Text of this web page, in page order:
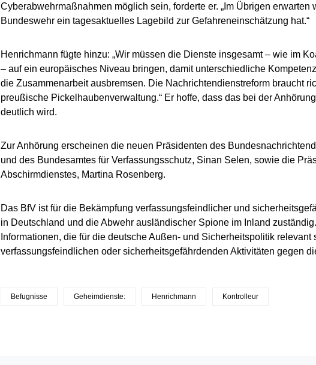
Cyberabwehrmaßnahmen möglich sein, forderte er. „Im Übrigen erwarten
Bundeswehr ein tagesaktuelles Lagebild zur Gefahreneinschätzung hat.“
Henrichmann fügte hinzu: „Wir müssen die Dienste insgesamt – wie im
– auf ein europäisches Niveau bringen, damit unterschiedliche
die Zusammenarbeit ausbremsen. Die Nachrichtendienstreform braucht
preußische Pickelhaubenverwaltung.“ Er hoffe, dass das bei der
deutlich wird.
Zur Anhörung erscheinen die neuen Präsidenten des
und des Bundesamtes für Verfassungsschutz, Sinan Selen, sowie die
Abschirmdienstes, Martina Rosenberg.
Das BfV ist für die Bekämpfung verfassungsfeindlicher und
in Deutschland und die Abwehr ausländischer Spione im Inland
Informationen, die für die deutsche Außen- und Sicherheitspolitik relevant
verfassungsfeindlichen oder sicherheitsgefährdenden Aktivitäten gegen
Befugnisse Geheimdienste: Henrichmann Kontrolleur